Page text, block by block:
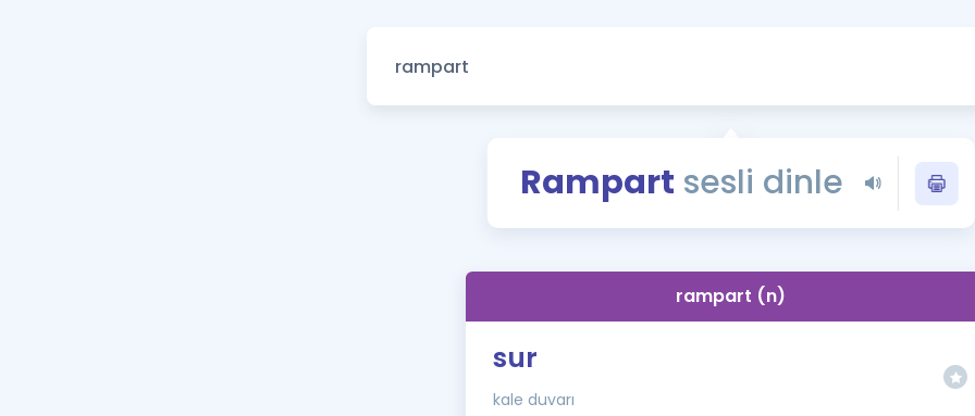
Tüm ÖSYM
YDS - YÖKDİL
İngilizce Gramer
Rampart sesli dinle
rampart (n)
sur
kale duvarı